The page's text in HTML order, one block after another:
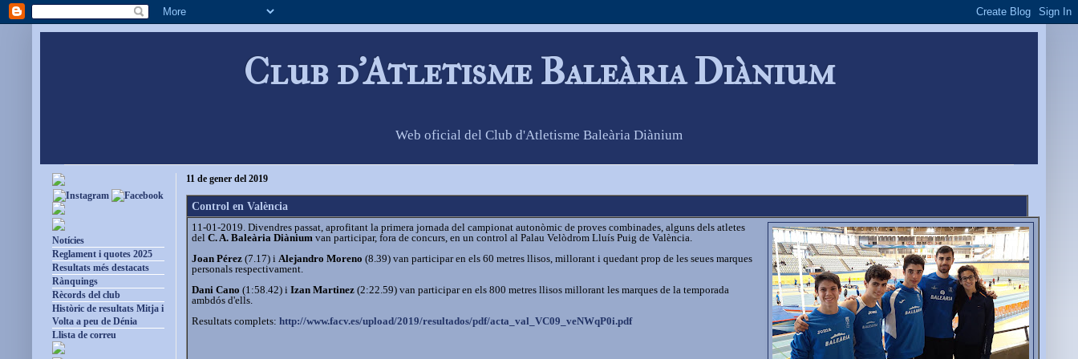
Club d'Atletisme Baleària Diànium
Web oficial del Club d'Atletisme Baleària Diànium
11 de gener del 2019
Control en València
11-01-2019. Divendres passat, aprofitant la primera jornada del campionat autonòmic de proves combinades, alguns dels atletes
del C. A. Baleària Diànium van participar, fora de concurs, en un control al Palau Velòdrom Lluís Puig de València.
Joan Pérez (7.17) i Alejandro Moreno (8.39) van participar en els 60 metres llisos, millorant i quedant prop de les seues marques
personals respectivament.
Dani Cano (1:58.42) i Izan Martinez (2:22.59) van participar en els 800 metres llisos millorant les marques de la temporada
ambdós d'ells.
Resultats complets: http://www.facv.es/upload/2019/resultados/pdf/acta_val_ VC09_veNWqP0i.pdf
Notícies
Reglament i quotes 2025
Resultats més destacats
Rànquings
Rècords del club
Històric de resultats Mitja i
Volta a peu de Dénia
Llista de correu